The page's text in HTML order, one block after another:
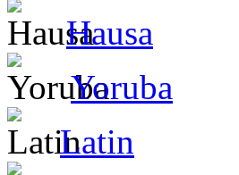
Hausa
Yoruba
Latin